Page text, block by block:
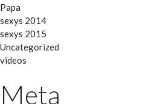
Papa
sexys 2014
sexys 2015
Uncategorized
videos
Meta